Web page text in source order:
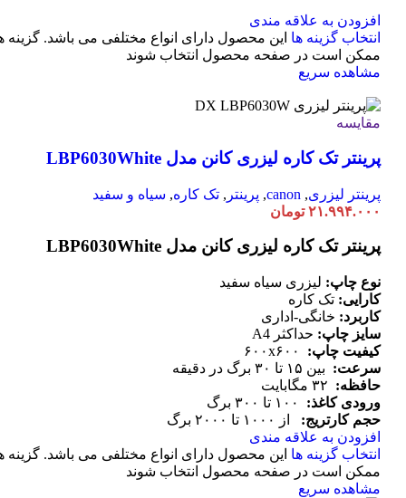
افزودن به علاقه مندی
انتخاب گزینه ها این محصول دارای انواع مختلفی می باشد. گزینه
ممکن است در صفحه محصول انتخاب شوند
مشاهده سریع
مقایسه
پرینتر تک کاره لیزری کانن مدل LBP6030White
پرینتر لیزری,
canon
, پرینتر , تک کاره, سیاه و سفید
۲۱.۹۹۴.۰۰۰ تومان
پرینتر تک کاره لیزری کانن مدل LBP6030White
نوع چاپ: لیزری سیاه سفید
کارایی: تک کاره
کاربرد: خانگی-اداری
سایز چاپ: حداکثر A4
کیفیت چاپ:
۶۰۰x۶۰۰
سرعت: بین ۱۵ تا ۳۰ برگ در دقیقه
حافظه: ۳۲ مگابایت
ورودی کاغذ:
۱۰۰ تا ۳۰۰ برگ
حجم کارتریج:
از ۱۰۰۰ تا ۲۰۰۰ برگ
افزودن به علاقه مندی
انتخاب گزینه ها این محصول دارای انواع مختلفی می باشد. گزینه
ممکن است در صفحه محصول انتخاب شوند
مشاهده سریع